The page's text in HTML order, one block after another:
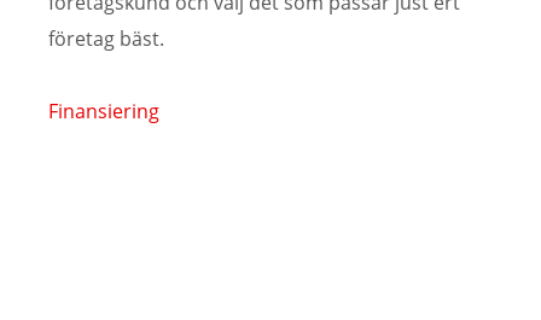
företag bäst.
Finansiering